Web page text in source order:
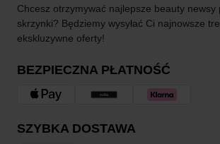
Chcesz otrzymywać najlepsze beauty newsy
skrzynki? Będziemy wysyłać Ci najnowsze
ekskluzywne oferty!
BEZPIECZNA PŁATNOŚĆ
SZYBKA DOSTAWA